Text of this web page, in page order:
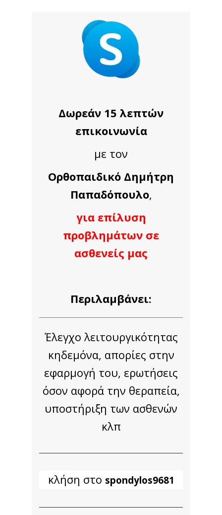
Δωρεάν 15 λεπτών
επικοινωνία
με τον
Oρθοπαιδικό Δημήτρη
Παπαδόπουλο,
για επίλυση
προβλημάτων σε
ασθενείς μας
Περιλαμβάνει:
Έλεγχο λειτουργικότητας
κηδεμόνα, απορίες στην
εφαρμογή του, ερωτήσεις
όσον αφορά την θεραπεία,
υποστήριξη των ασθενών
κλπ
κλήση στο spondylos9681